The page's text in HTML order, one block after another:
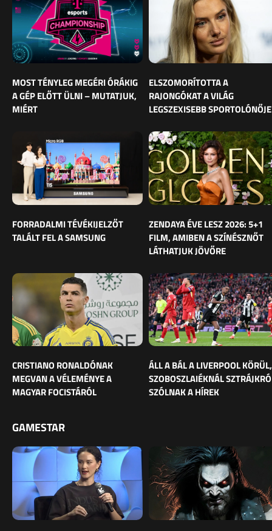
MOST TÉNYLEG MEGÉRI ÓRÁKIG
A GÉP ELŐTT ÜLNI – MUTATJUK,
MIÉRT
ELSZOMORÍTOTTA A
RAJONGÓKAT A VILÁG
LEGSZEXISEBB SPORTOLÓNŐJE
FORRADALMI TÉVÉKIJELZŐT
TALÁLT FEL A SAMSUNG
ZENDAYA ÉVE LESZ 2026: 5+1
FILM, AMIBEN A SZÍNÉSZNŐT
LÁTHATJUK JÖVŐRE
CRISTIANO RONALDÓNAK
MEGVAN A VÉLEMÉNYE A
MAGYAR FOCISTÁRÓL
ÁLL A BÁL A LIVERPOOL KÖRÜL,
SZOBOSZLAIÉKNÁL
SZÓLNAK A HÍREK
GAMESTAR